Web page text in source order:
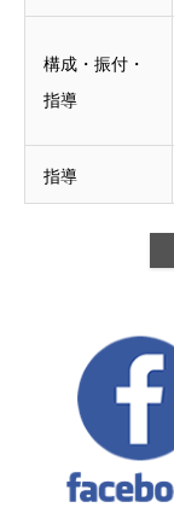
構成・振付・
指導
指導